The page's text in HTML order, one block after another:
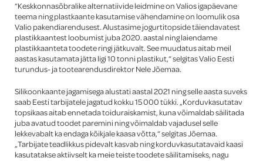
“Keskkonnasõbralike alternatiivide leidmine on Valios igapäevane
teema ning plastkaante kasutamise vähendamine on loomulik osa
Valio pakendiarendusest. Alustasime jogurtitopside täiendavatest
plastikkaantest loobumist juba 2020. aastal ning laiendame
plastikkaanteta toodete ringi jätkuvalt. See muudatus aitab meil
aastas kasutamata jätta ligi 10 tonni plastikut,“ selgitas Valio Eesti
turundus- ja tootearendusdirektor Nele Jõemaa.
Silikoonkaante jagamisega alustati aastal 2021 ning selle aasta suveks
saab Eesti tarbijatele jagatud kokku 15 000 tükki. „Korduvkasutatav
topsikaas aitab ennetada toiduraiskamist, kuna võimaldab säilitada
juba avatud toodet paremini ning võimaldab vajadusel selle
lekkevabalt ka endaga kõikjale kaasa võtta,“ selgitas Jõemaa.
„Tarbijate teadlikkus pidevalt kasvab ning korduvkasutatavaid kaasi
kasutatakse aktiivselt ka meie teiste toodete säilitamiseks, nagu